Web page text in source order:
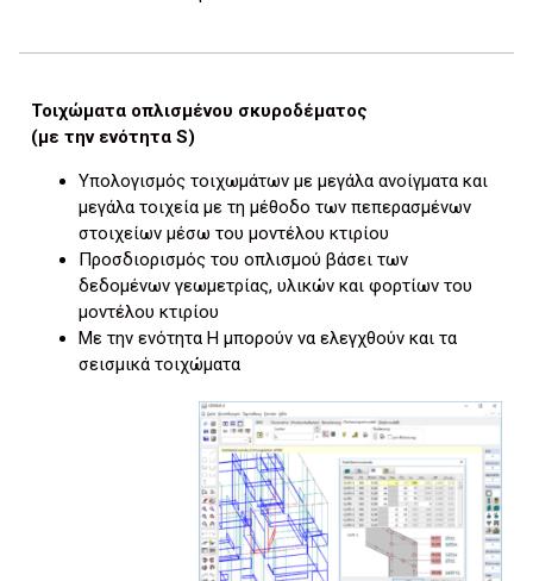
Τοιχώματα οπλισμένου σκυροδέματος
(με την ενότητα S)
Υπολογισμός τοιχωμάτων με μεγάλα ανοίγματα και
μεγάλα τοιχεία με τη μέθοδο των πεπερασμένων
στοιχείων μέσω του μοντέλου κτιρίου
Προσδιορισμός του οπλισμού βάσει των
δεδομένων γεωμετρίας, υλικών και φορτίων του
μοντέλου κτιρίου
Με την ενότητα H μπορούν να ελεγχθούν και τα
σεισμικά τοιχώματα